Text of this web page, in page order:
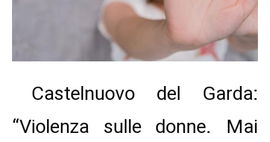
Castelnuovo del Garda:
“Violenza sulle donne. Mai